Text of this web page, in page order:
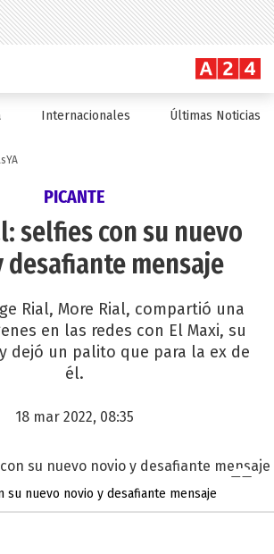
Internacionales Últimas Noticias
PICANTE
selfies con su nuevo
desafiante mensaje
Rial, More Rial, compartió una
en las redes con El Maxi, su
dejó un palito que para la ex de
él.
18 mar 2022, 08:35
su nuevo novio y desafiante mensaje